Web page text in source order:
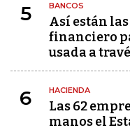
5 BANCOS
Así están
financiero
usada a
6 HACIENDA
Las 62
manos el